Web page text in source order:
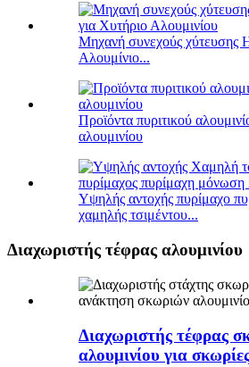
Μηχανή συνεχούς χύτευσης
Αλουμίνιο...
Προϊόντα πυριτικού
αλουμινίου
Υψηλής αντοχής πυρίμαχο
χαμηλής τσιμέντου...
Διαχωριστής τέφρας αλουμινίου
Διαχωριστής τέφρας
αλουμινίου για